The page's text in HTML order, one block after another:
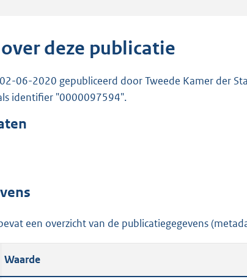
o
deze publicatie
06-2020 gepubliceerd door Tweede Kamer der
identifier "0000097594".
een overzicht van de publicatiegegevens
Waarde